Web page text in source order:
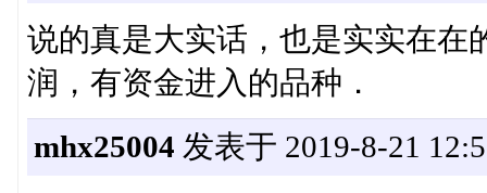
说的真是大实话，也是实实在在
润，有资金进入的品种．
mhx25004 发表于 2019-8-21